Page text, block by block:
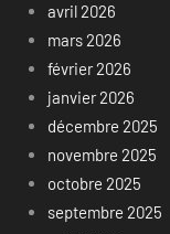
avril 2026
mars 2026
février 2026
janvier 2026
décembre 2025
novembre 2025
octobre 2025
septembre 2025